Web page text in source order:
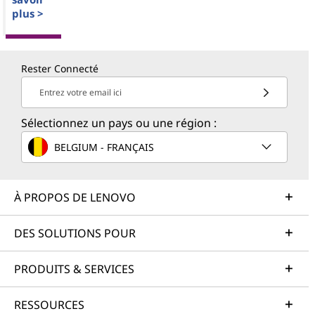
plus >
Rester Connecté
Entrez votre email ici
Sélectionnez un pays ou une région :
BELGIUM - FRANÇAIS
À PROPOS DE LENOVO
DES SOLUTIONS POUR
PRODUITS & SERVICES
RESSOURCES